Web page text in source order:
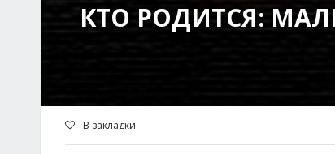
КТО РОДИТСЯ:
В закладки